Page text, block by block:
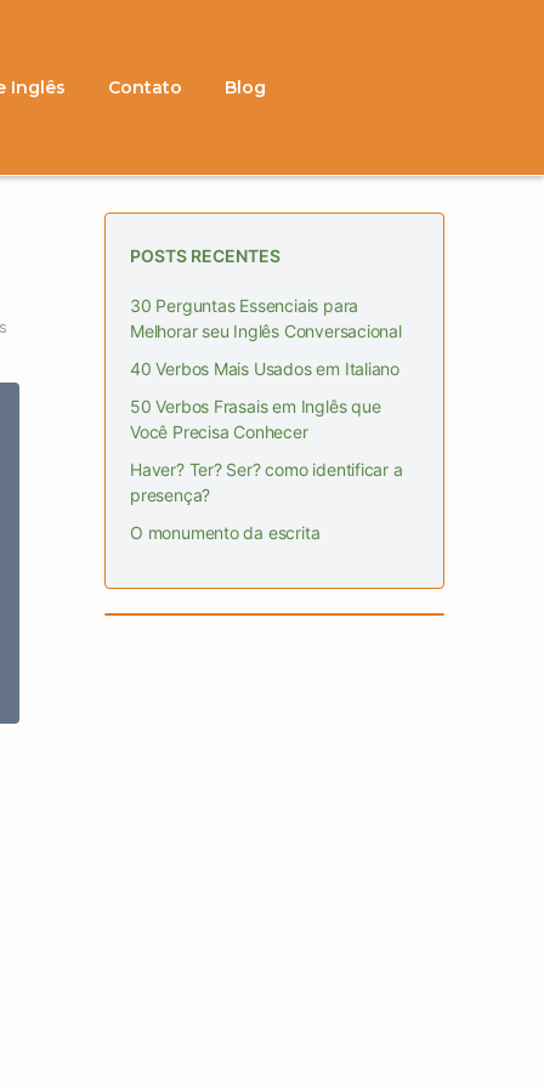
Inglês Contato Blog
POSTS RECENTES
30 Perguntas Essenciais para
Melhorar seu Inglês Conversacional
40 Verbos Mais Usados em Italiano
50 Verbos Frasais em Inglês que
Você Precisa Conhecer
Haver? Ter? Ser? como identificar a
presença?
O monumento da escrita